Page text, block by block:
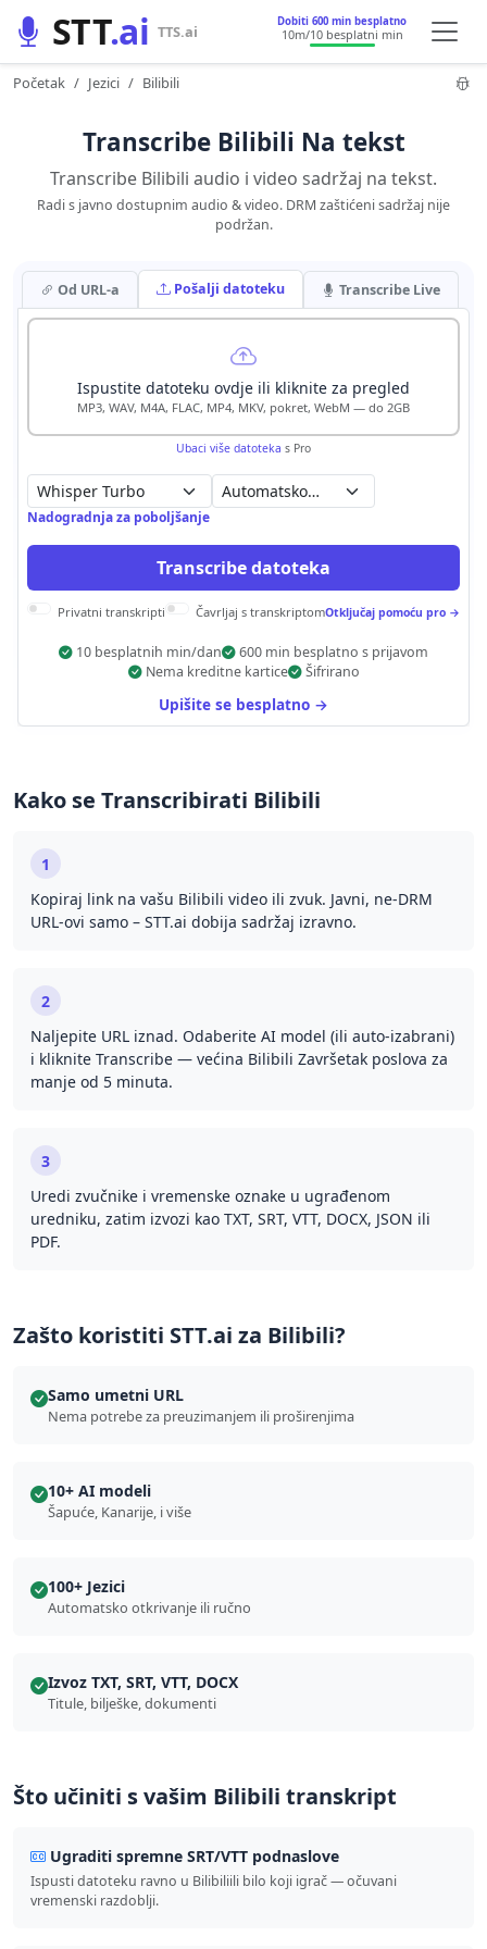
STT.ai TTS.ai Dobiti 600 min besplatno
10m/10 besplatni min
Početak Jezici Bilibili
Transcribe Bilibili Na tekst
Transcribe Bilibili audio i video sadržaj na tekst.
Radi s javno dostupnim audio & video. DRM zaštićeni sadržaj nije
podržan.
Od URL-a Pošalji datoteku Transcribe Live
Ispustite datoteku ovdje ili kliknite za pregled
MP3, WAV, M4A, FLAC, MP4, MKV, pokret, WebM — do 2GB
Ubaci više datoteka s Pro
Automatsko otkrivanje
Nadogradnja za poboljšanje
Transcribe datoteka
Privatni transkripti Čavrljaj s transkriptomOtključaj pomoću pro →
10 besplatnih min/dan
600 min besplatno s prijavom
Nema kreditne kartice
Šifrirano
Upišite se besplatno →
Kako se Transcribirati Bilibili
1
Kopiraj link na vašu Bilibili video ili zvuk. Javni, ne-DRM
URL-ovi samo – STT.ai dobija sadržaj izravno.
2
Naljepite URL iznad. Odaberite AI model (ili auto-izabrani)
i kliknite Transcribe — većina Bilibili Završetak poslova za
manje od 5 minuta.
3
Uredi zvučnike i vremenske oznake u ugrađenom
uredniku, zatim izvozi kao TXT, SRT, VTT, DOCX, JSON ili
PDF.
Zašto koristiti STT.ai za Bilibili?
Samo umetni URL
Nema potrebe za preuzimanjem ili proširenjima
10+ AI modeli
Šapuće, Kanarije, i više
100+ Jezici
Automatsko otkrivanje ili ručno
Izvoz TXT, SRT, VTT, DOCX
Titule, bilješke, dokumenti
Što učiniti s vašim Bilibili transkript
Ugraditi spremne SRT/VTT podnaslove
Ispusti datoteku ravno u Bilibiliili bilo koji igrač — očuvani
vremenski razdoblji.